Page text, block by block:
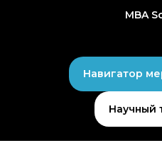
MBA
Навигатор
Научный